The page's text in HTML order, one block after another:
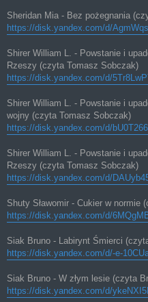
Sheridan Mia - Bez pożegnania
https://disk.yandex.com/d/
Shirer William L. - Powstanie i
Rzeszy (czyta Tomasz Sobczak)
https://disk.yandex.com/d/
Shirer William L. - Powstanie i
wojny (czyta Tomasz Sobczak)
https://disk.yandex.com/d/
Shirer William L. - Powstanie i
Rzeszy (czyta Tomasz Sobczak)
https://disk.yandex.com/d/
Shuty Sławomir - Cukier w normie
https://disk.yandex.com/d/
Siak Bruno - Labirynt Śmierci
https://disk.yandex.com/d/-e-
Siak Bruno - W złym lesie (czyta
https://disk.yandex.com/d/